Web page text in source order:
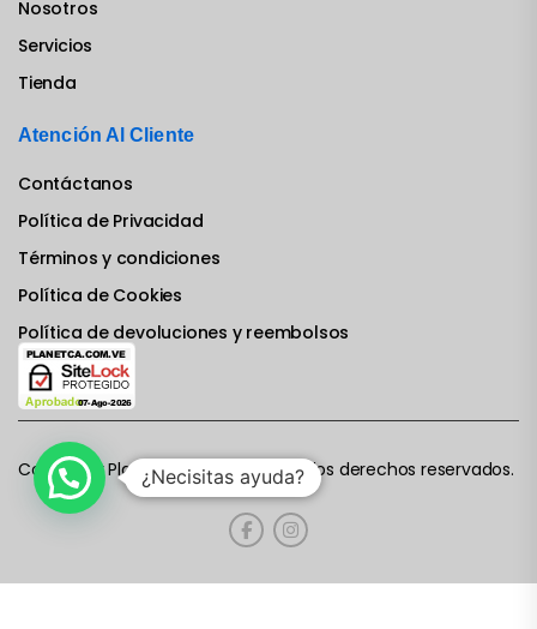
Nosotros
Servicios
Tienda
Atención Al Cliente
Contáctanos
Política de Privacidad
Términos y condiciones
Política de Cookies
Política de devoluciones y reembolsos
Computer Planet CA © 2022. Todos los derechos reservados.
¿Necisitas ayuda?